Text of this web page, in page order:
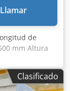
Llamar
de
mm Altura
total de
Podemos
errores y
Clasificado